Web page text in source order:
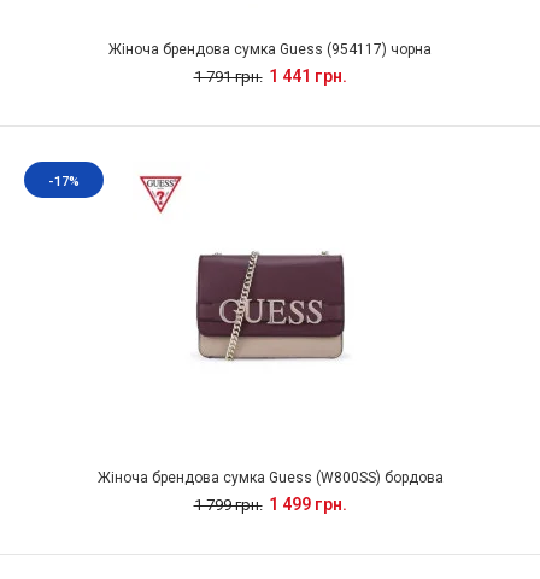
Жіноча брендова сумка Guess (954117) чорна
1 791 грн. 1 441 грн.
-17%
Жіноча брендова сумка Guess (W800SS) бордова
1 799 грн. 1 499 грн.